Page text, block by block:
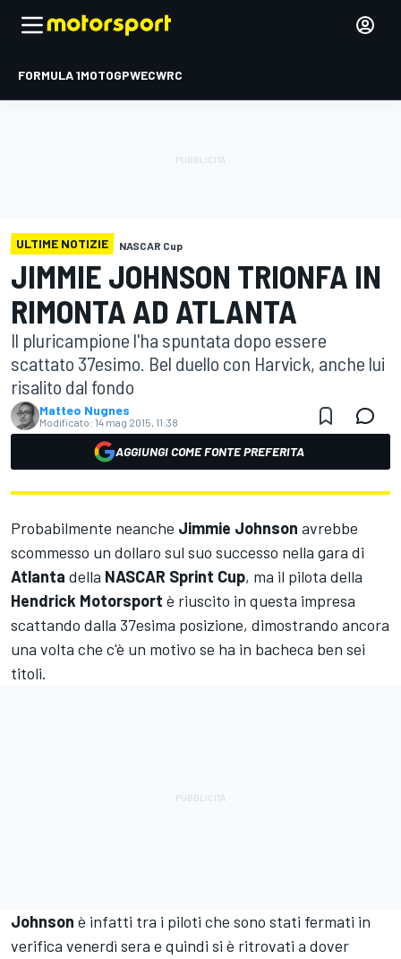
FORMULA 1MOTOGPWECWRC
ULTIME NOTIZIE NASCAR Cup
JIMMIE JOHNSON TRIONFA IN
RIMONTA AD ATLANTA
Il pluricampione l'ha spuntata dopo essere
scattato 37esimo. Bel duello con Harvick, anche lui
risalito dal fondo
Matteo Nugnes
Modificato: 14 mag 2015, 11:38
AGGIUNGI COME FONTE PREFERITA
Probabilmente neanche Jimmie Johnson avrebbe
scommesso un dollaro sul suo successo nella gara di
Atlanta della NASCAR Sprint Cup, ma il pilota della
Hendrick Motorsport è riuscito in questa impresa
scattando dalla 37esima posizione, dimostrando ancora
una volta che c'è un motivo se ha in bacheca ben sei
titoli.
Johnson è infatti tra i piloti che sono stati fermati in
verifica venerdì sera e quindi si è ritrovati a dover